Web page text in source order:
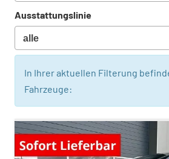
Ausstattungslinie
In Ihrer aktuellen Filterung
Fahrzeuge: